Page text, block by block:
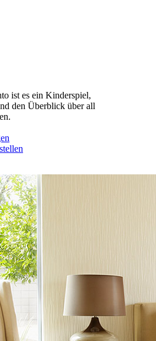
ist es ein Kinderspiel,
den Überblick über all